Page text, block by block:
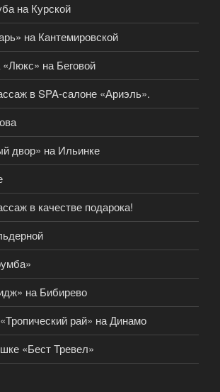
на Курской
на Кантемировской
на Беговой
в SPA-салоне «Ариэль».
двор» на Ильинке
в качестве подарока!
на Бибирево
рай» на Динамо
«Бест Тревел»